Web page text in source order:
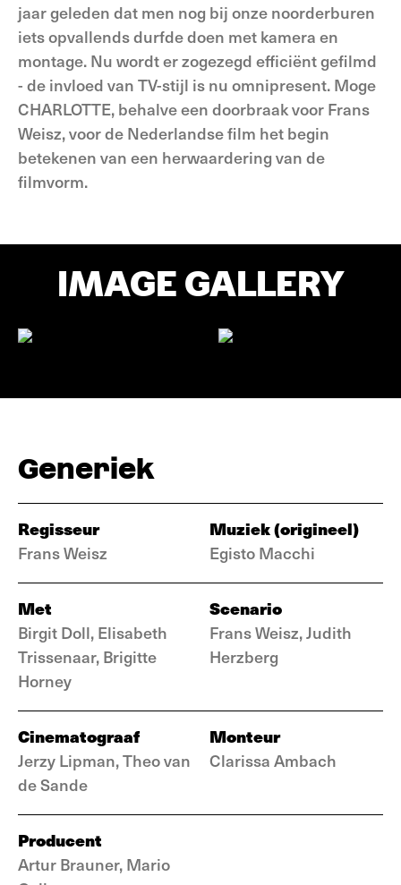
jaar geleden dat men nog bij onze noorderburen
iets opvallends durfde doen met kamera en
montage. Nu wordt er zogezegd efficiënt gefilmd
- de invloed van TV-stijl is nu omnipresent. Moge
CHARLOTTE, behalve een doorbraak voor Frans
Weisz, voor de Nederlandse film het begin
betekenen van een herwaardering van de
filmvorm.
IMAGE GALLERY
Generiek
Regisseur
Frans Weisz
Muziek (origineel)
Egisto Macchi
Met
Birgit Doll, Elisabeth
Trissenaar, Brigitte
Horney
Scenario
Frans Weisz, Judith
Herzberg
Cinematograaf
Jerzy Lipman, Theo van
de Sande
Monteur
Clarissa Ambach
Producent
Artur Brauner, Mario